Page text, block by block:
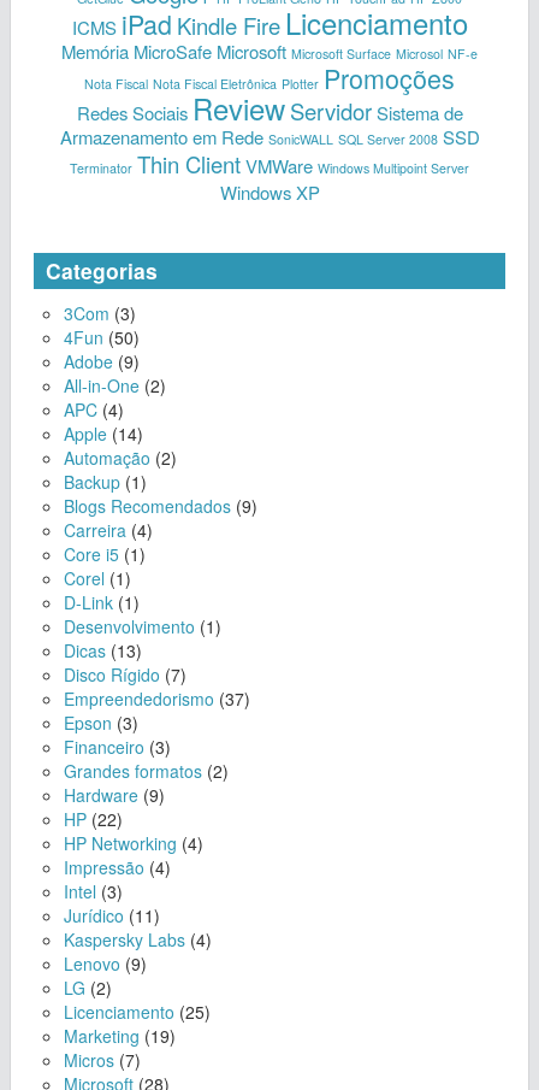
ICMS iPad Kindle Fire Licenciamento
Memória MicroSafe Microsoft Microsoft Surface Microsol NF-e
Nota Fiscal Nota Fiscal Eletrônica Plotter Promoções
Redes Sociais Review Servidor Sistema de
Armazenamento em Rede SonicWALL SQL Server 2008 SSD
Terminator Thin ClientVMWare Windows Multipoint Server
Windows XP
Categorias
3Com (3)
4Fun (50)
Adobe (9)
All-in-One (2)
APC (4)
Apple (14)
Automação (2)
Backup (1)
Blogs Recomendados (9)
Carreira (4)
Core i5 (1)
Corel (1)
D-Link (1)
Desenvolvimento (1)
Dicas (13)
Disco Rígido (7)
Empreendedorismo (37)
Epson (3)
Financeiro (3)
Grandes formatos (2)
Hardware (9)
HP (22)
HP Networking (4)
Impressão (4)
Intel (3)
Jurídico (11)
Kaspersky Labs (4)
Lenovo (9)
LG (2)
Licenciamento (25)
Marketing (19)
Micros (7)
Microsoft (28)